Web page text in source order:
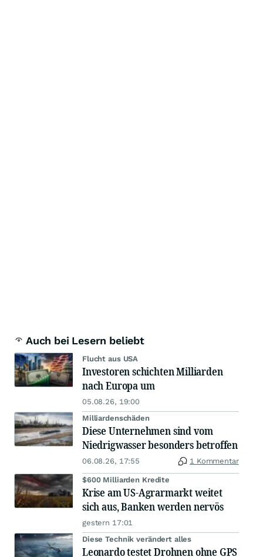
Auch bei Lesern beliebt
Flucht aus USA
Investoren schichten Milliarden
nach Europa um
05.08.26, 19:00
Milliardenschäden
Diese Unternehmen sind vom
Niedrigwasser besonders betroffen
06.08.26, 17:55 1 Kommentar
$600 Milliarden Kredite
Krise am US-Agrarmarkt weitet
sich aus, Banken werden nervös
gestern 17:01
Diese Technik verändert alles
Leonardo testet Drohnen ohne GPS